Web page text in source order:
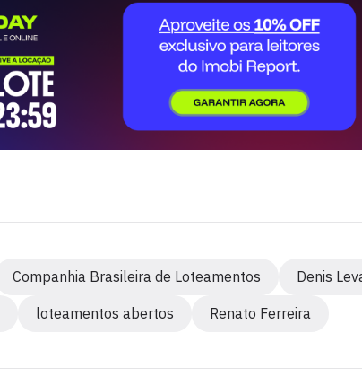
Companhia Brasileira de Loteamentos Denis
loteamentos abertos Renato Ferreira